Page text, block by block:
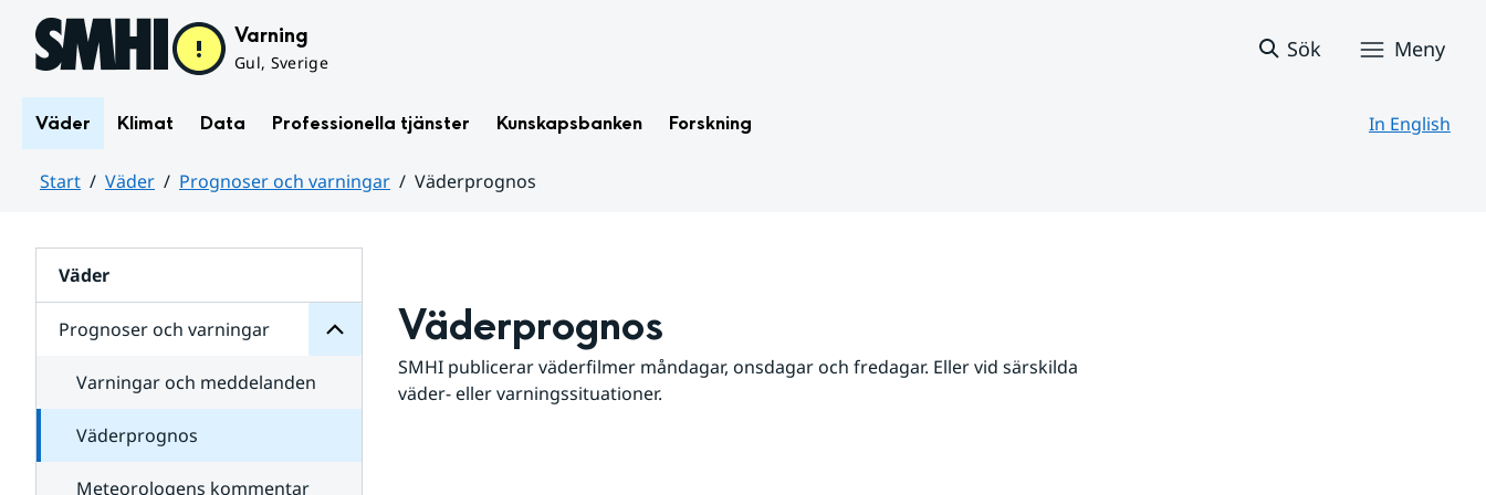
Hoppa till sidans innehåll Varning
Gul, Sverige
Sök Meny
Väder Klimat Data Professionella tjänster Kunskapsbanken Forskning In English
Start Väder Prognoser och varningar
Väderprognos
Väder
Prognoser och varningar
för
varningar
Varningar och meddelanden
Väderprognos
Meteorologens kommentar
Väderprognos
SMHI publicerar väderfilmer måndagar, onsdagar och fredagar. Eller vid särskilda
väder- eller varningssituationer.